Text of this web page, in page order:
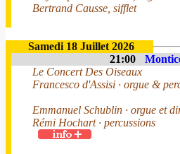
Bertrand Causse, sifflet
Samedi 18 Juillet 2026
21:00
Le Concert Des Oiseaux
Francesco d'Assisi · orgue &
Emmanuel Schublin · orgue et
Rémi Hochart · percussions